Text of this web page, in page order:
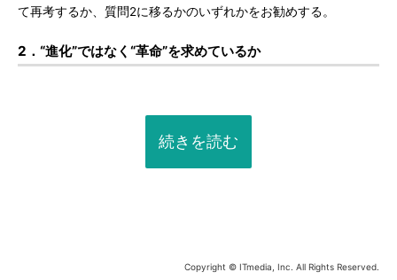
て再考するか、質問2に移るかのいずれかをお勧めする。
2．“進化”ではなく“革命”を求めているか
続きを読む
Copyright © ITmedia, Inc. All Rights Reserved.